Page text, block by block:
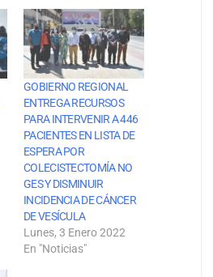
GOBIERNO REGIONAL
ENTREGA RECURSOS
PARA INTERVENIR A 446
PACIENTES EN LISTA DE
ESPERA POR
COLECISTECTOMÍA NO
GES Y DISMINUIR
INCIDENCIA DE CÁNCER
DE VESÍCULA
Lunes, 3 Enero 2022
En "Noticias"